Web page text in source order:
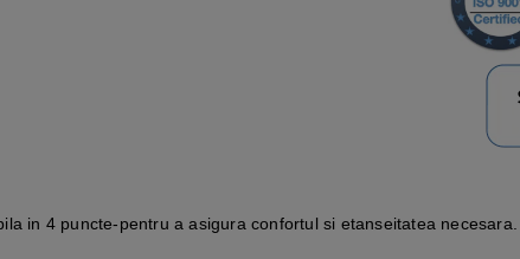
in 4 puncte-pentru a asigura confortul si etanseitatea necesara.